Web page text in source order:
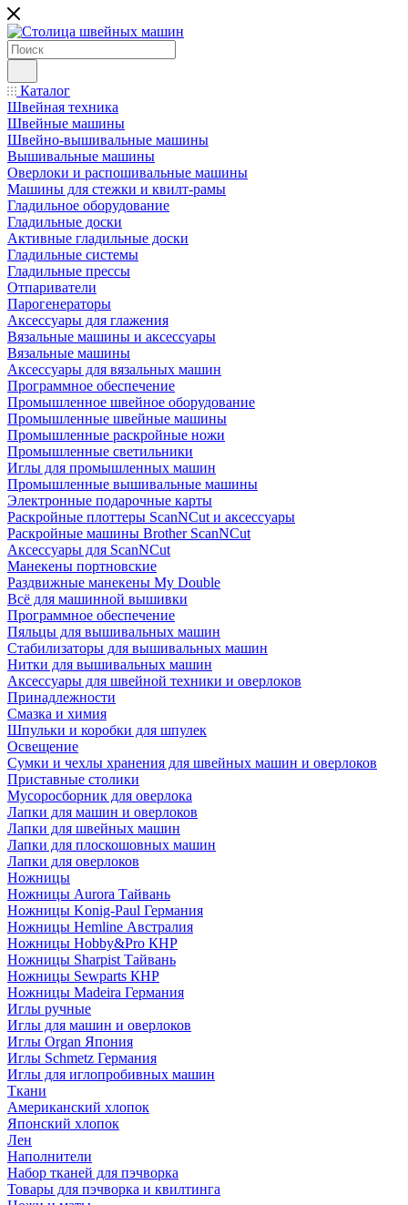
Каталог
Швейная техника
Швейные машины
Швейно-вышивальные машины
Вышивальные машины
Оверлоки и распошивальные машины
Машины для стежки и квилт-рамы
Гладильное оборудование
Гладильные доски
Активные гладильные доски
Гладильные системы
Гладильные прессы
Отпариватели
Парогенераторы
Аксессуары для глажения
Вязальные машины и аксессуары
Вязальные машины
Аксессуары для вязальных машин
Программное обеспечение
Промышленное швейное оборудование
Промышленные швейные машины
Промышленные раскройные ножи
Промышленные светильники
Иглы для промышленных машин
Промышленные вышивальные машины
Электронные подарочные карты
Раскройные плоттеры ScanNCut и аксессуары
Раскройные машины Brother ScanNCut
Аксессуары для ScanNCut
Манекены портновские
Раздвижные манекены My Double
Всё для машинной вышивки
Программное обеспечение
Пяльцы для вышивальных машин
Стабилизаторы для вышивальных машин
Нитки для вышивальных машин
Аксессуары для швейной техники и оверлоков
Принадлежности
Смазка и химия
Шпульки и коробки для шпулек
Освещение
Сумки и чехлы хранения для швейных машин и оверлоков
Приставные столики
Мусоросборник для оверлока
Лапки для машин и оверлоков
Лапки для швейных машин
Лапки для плоскошовных машин
Лапки для оверлоков
Ножницы
Ножницы Aurora Тайвань
Ножницы Konig-Paul Германия
Ножницы Hemline Австралия
Ножницы Hobby&Pro КНР
Ножницы Sharpist Тайвань
Ножницы Sewparts КНР
Ножницы Madeira Германия
Иглы ручные
Иглы для машин и оверлоков
Иглы Organ Япония
Иглы Schmetz Германия
Иглы для иглопробивных машин
Ткани
Американский хлопок
Японский хлопок
Лен
Наполнители
Набор тканей для пэчворка
Товары для пэчворка и квилтинга